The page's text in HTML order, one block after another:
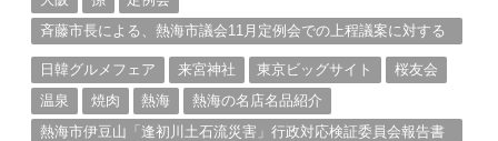
斉藤市長による、熱海市議会11月定例会での上程議案に対する
日韓グルメフェア
来宮神社 東京ビッグサイト
桜友会
温泉
焼肉 熱海
熱海の名店名品紹介
熱海市伊豆山「逢初川土石流災害」行政対応検証委員会報告書